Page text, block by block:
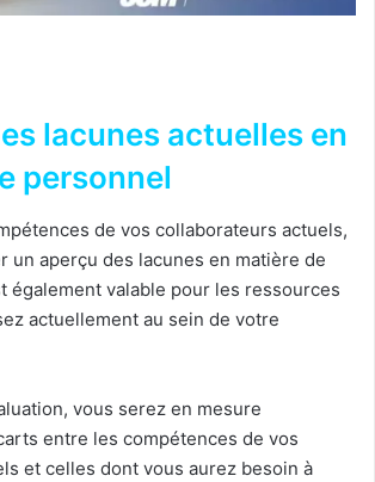
lacunes actuelles en
personnel
de vos collaborateurs actuels,
un aperçu des lacunes en matière de
également valable pour les ressources
actuellement au sein de votre
vous serez en mesure
entre les compétences de vos
et celles dont vous aurez besoin à